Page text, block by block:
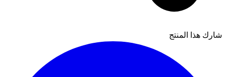
شارك هذا المنتج